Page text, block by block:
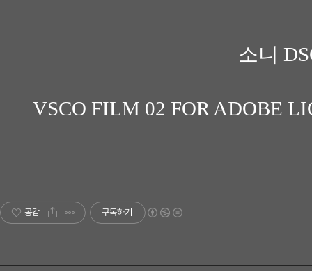
소니
VSCO FILM 02 FOR ADOBE
공감 구독하기